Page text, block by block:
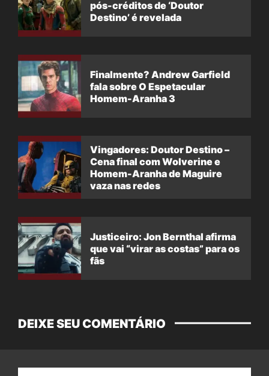
pós-créditos de ‘Doutor
Destino’ é revelada
Finalmente? Andrew Garfield
fala sobre O Espetacular
Homem-Aranha 3
Vingadores: Doutor Destino –
Cena final com Wolverine e
Homem-Aranha de Maguire
vaza nas redes
Justiceiro: Jon Bernthal afirma
que vai “virar as costas” para os
fãs
DEIXE SEU COMENTÁRIO